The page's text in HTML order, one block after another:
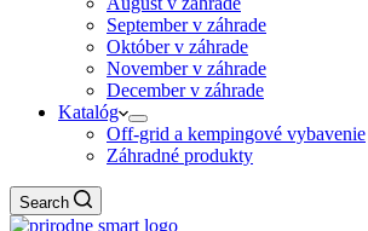
September v záhrade
Október v záhrade
November v záhrade
December v záhrade
Katalóg
Off-grid a kempingové vybavenie
Záhradné produkty
Search